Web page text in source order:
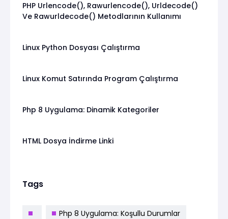
PHP Urlencode(), Rawurlencode(), Urldecode()
Ve Rawurldecode() Metodlarının Kullanımı
Linux Python Dosyası Çalıştırma
Linux Komut Satırında Program Çalıştırma
Php 8 Uygulama: Dinamik Kategoriler
HTML Dosya İndirme Linki
Tags
Php 8 Uygulama: Koşullu Durumlar